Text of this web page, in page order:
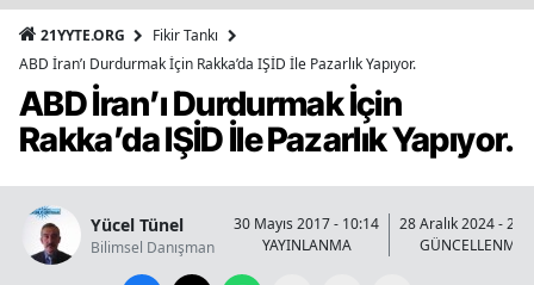
21YYTE.ORG
Fikir Tankı
ABD İran’ı Durdurmak İçin Rakka’da IŞİD İle Pazarlık Yapıyor.
ABD İran’ı Durdurmak İçin
Rakka’da IŞİD İle Pazarlık Yapıyor.
Yücel Tünel
Bilimsel Danışman
30 Mayıs 2017 - 10:14
YAYINLANMA
28 Aralık 2024 -
GÜNCELLENME